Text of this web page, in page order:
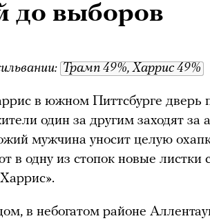
до выборов
Трамп 49%, Харрис 49%
в южном Питтсбурге дверь
один за другим заходят за
мужчина уносит целую
в одну из стопок новые листки
в небогатом районе